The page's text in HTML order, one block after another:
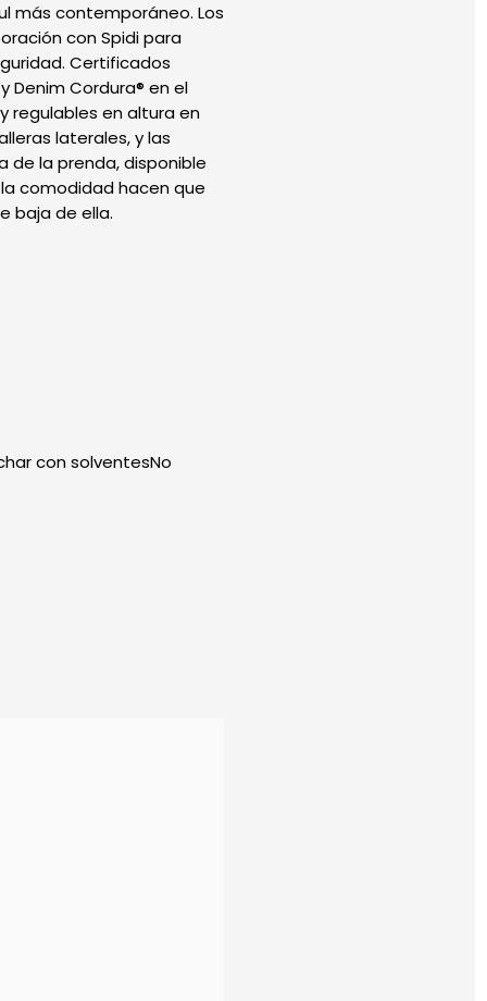
más contemporáneo. Los
con Spidi para
Certificados
Denim Cordura® en el
regulables en altura en
laterales, y las
de la prenda, disponible
comodidad hacen que
baja de ella.
con solventesNo